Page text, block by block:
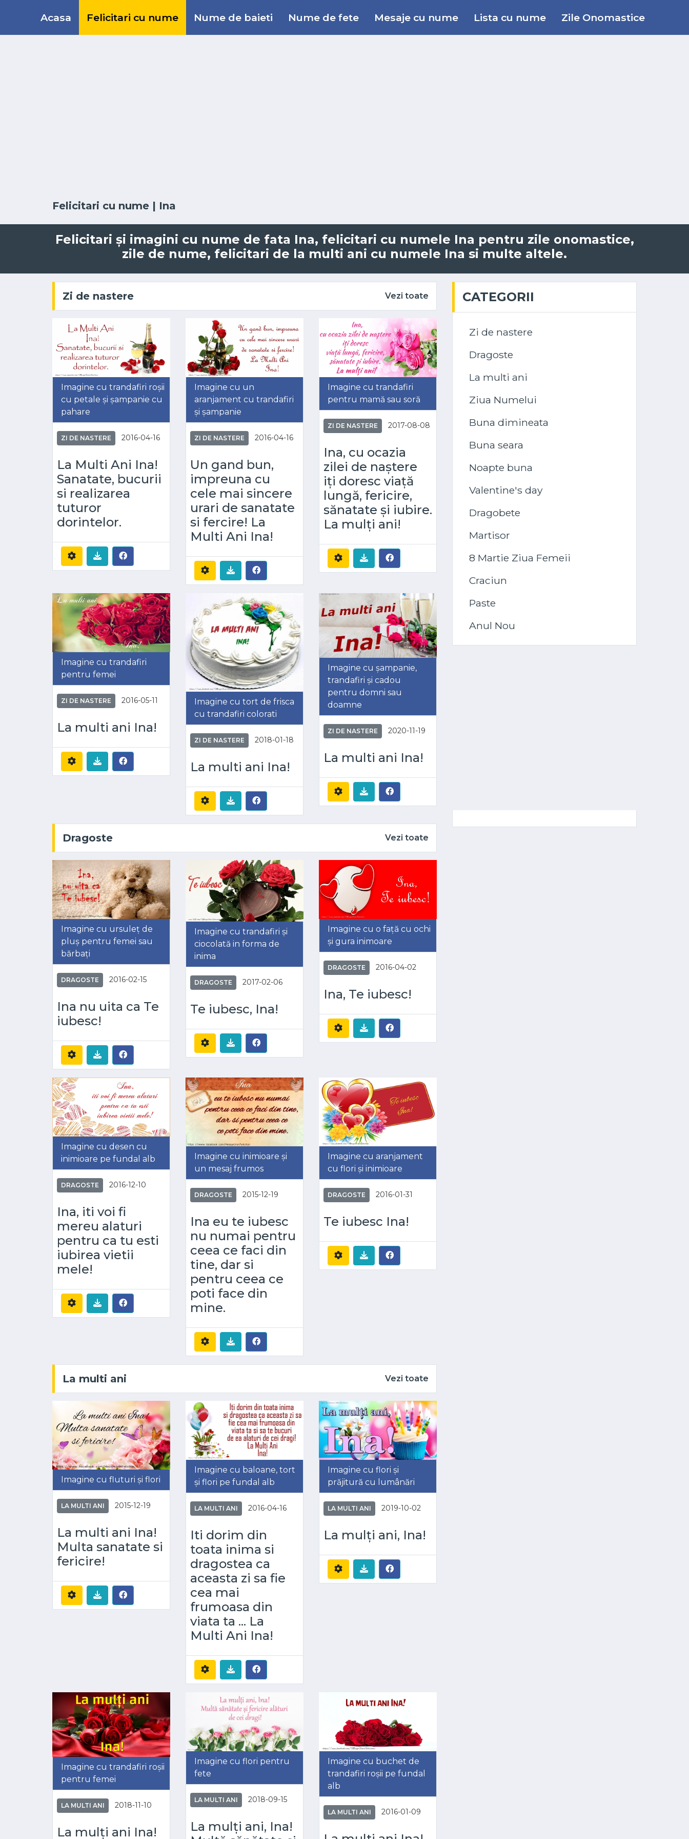
Acasa Felicitari cu nume Nume de baieti Nume de fete Mesaje cu nume Lista cu nume Zile Onomastice
Felicitari cu nume | Ina
Felicitari și imagini cu nume de fata Ina, felicitari cu numele Ina pentru zile onomastice,
zile de nume, felicitari de la multi ani cu numele Ina si multe altele.
Zi de nastere Vezi toate
Imagine cu trandafiri roșii
cu petale și șampanie cu
pahare
ZI DE NASTERE 2016-04-16
La Multi Ani Ina!
Sanatate, bucurii
si realizarea
tuturor
dorintelor.
Imagine cu un
aranjament cu trandafiri
și șampanie
ZI DE NASTERE 2016-04-16
Un gand bun,
impreuna cu
cele mai sincere
urari de sanatate
si fercire! La
Multi Ani Ina!
Imagine cu trandafiri
pentru mamă sau soră
ZI DE NASTERE 2017-08-08
Ina, cu ocazia
zilei de naștere
iți doresc viață
lungă, fericire,
sănatate și iubire.
La mulți ani!
Imagine cu trandafiri
pentru femei
ZI DE NASTERE 2016-05-11
La multi ani Ina!
Imagine cu tort de frisca
cu trandafiri colorati
ZI DE NASTERE 2018-01-18
La multi ani Ina!
Imagine cu șampanie,
trandafiri și cadou
pentru domni sau
doamne
ZI DE NASTERE 2020-11-19
La multi ani Ina!
Dragoste Vezi toate
Imagine cu ursuleț de
pluș pentru femei sau
bărbați
DRAGOSTE 2016-02-15
Ina nu uita ca Te
iubesc!
Imagine cu trandafiri și
ciocolată in forma de
inima
DRAGOSTE 2017-02-06
Te iubesc, Ina!
Imagine cu o față cu ochi
și gura inimoare
DRAGOSTE 2016-04-02
Ina, Te iubesc!
Imagine cu desen cu
inimioare pe fundal alb
DRAGOSTE 2016-12-10
Ina, iti voi fi
mereu alaturi
pentru ca tu esti
iubirea vietii
mele!
Imagine cu inimioare și
un mesaj frumos
DRAGOSTE 2015-12-19
Ina eu te iubesc
nu numai pentru
ceea ce faci din
tine, dar si
pentru ceea ce
poti face din
mine.
Imagine cu aranjament
cu flori și inimioare
DRAGOSTE 2016-01-31
Te iubesc Ina!
La multi ani Vezi toate
Imagine cu fluturi și flori
LA MULTI ANI 2015-12-19
La multi ani Ina!
Multa sanatate si
fericire!
Imagine cu baloane, tort
și flori pe fundal alb
LA MULTI ANI 2016-04-16
Iti dorim din
toata inima si
dragostea ca
aceasta zi sa fie
cea mai
frumoasa din
viata ta ... La
Multi Ani Ina!
Imagine cu flori și
prăjitură cu lumânări
LA MULTI ANI 2019-10-02
La mulți ani, Ina!
Imagine cu trandafiri roșii
pentru femei
LA MULTI ANI 2018-11-10
La mulți ani Ina!
Imagine cu flori pentru
fete
LA MULTI ANI 2018-09-15
La mulți ani, Ina!
Imagine cu buchet de
trandafiri roșii pe fundal
alb
LA MULTI ANI 2016-01-09
CATEGORII
Zi de nastere
Dragoste
La multi ani
Ziua Numelui
Buna dimineata
Buna seara
Noapte buna
Valentine's day
Dragobete
Martisor
8 Martie Ziua Femeii
Craciun
Paste
Anul Nou